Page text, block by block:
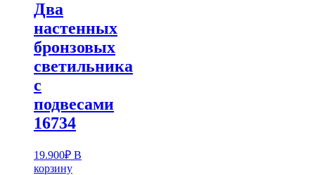
Два
настенных
бронзовых
светильника
с
подвесами
16734
19.900₽ В
корзину